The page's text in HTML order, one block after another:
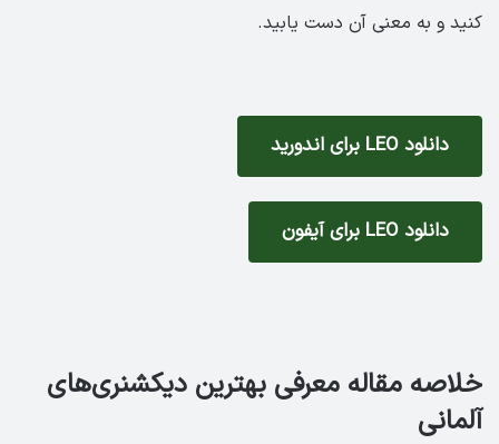
کنید و به معنی آن دست یابید.
دانلود LEO برای اندورید
دانلود LEO برای آیفون
خلاصه مقاله معرفی بهترین دیکشنری‌های
آلمانی